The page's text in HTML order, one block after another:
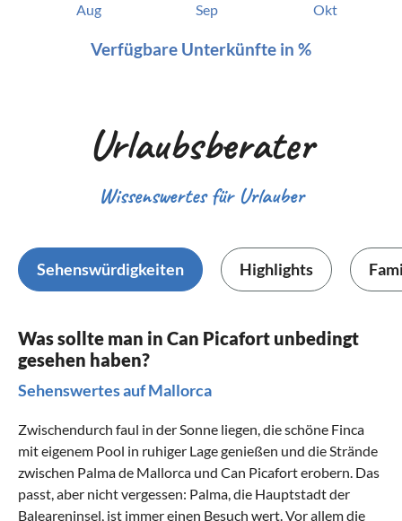
Aug Sep Okt
Verfügbare Unterkünfte in %
Urlaubsberater
Wissenswertes für Urlauber
Sehenswürdigkeiten Highlights
Was sollte man in Can Picafort unbedingt
gesehen haben?
Sehenswertes auf Mallorca
Zwischendurch faul in der Sonne liegen, die schöne Finca
mit eigenem Pool in ruhiger Lage genießen und die Strände
zwischen Palma de Mallorca und Can Picafort erobern. Das
passt, aber nicht vergessen: Palma, die Hauptstadt der
Baleareninsel, ist immer einen Besuch wert. Vor allem die